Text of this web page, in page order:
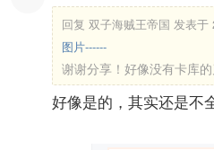
回复 双子海贼王帝国 发表于
图片------
谢谢分享！好像没有卡库
好像是的，其实还是不